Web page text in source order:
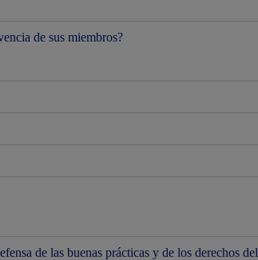
de sus miembros?
de las buenas prácticas y de los derechos del